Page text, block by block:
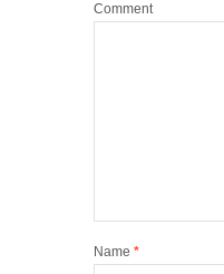
Comment
Name *